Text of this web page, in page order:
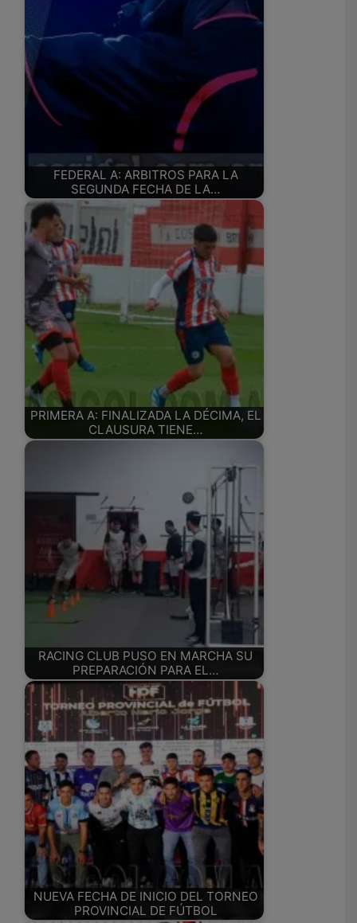
FEDERAL A: ARBITROS PARA LA
SEGUNDA FECHA DE LA…
PRIMERA A: FINALIZADA LA DÉCIMA, EL
CLAUSURA TIENE…
RACING CLUB PUSO EN MARCHA SU
PREPARACIÓN PARA EL…
NUEVA FECHA DE INICIO DEL TORNEO
PROVINCIAL DE FÚTBOL